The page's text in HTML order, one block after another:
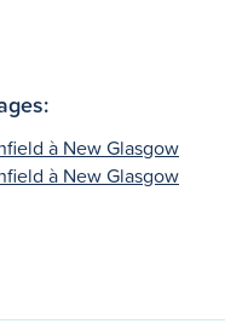
à New Glasgow
à New Glasgow